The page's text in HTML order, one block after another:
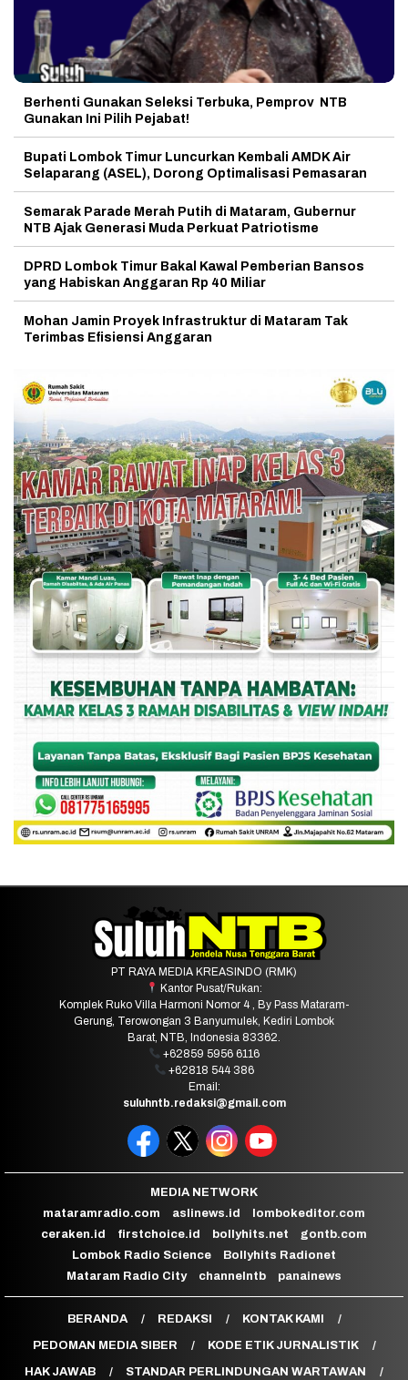
Berhenti Gunakan Seleksi Terbuka, Pemprov NTB
Gunakan Ini Pilih Pejabat!
Bupati Lombok Timur Luncurkan Kembali AMDK Air
Selaparang (ASEL), Dorong Optimalisasi Pemasaran
Semarak Parade Merah Putih di Mataram, Gubernur
NTB Ajak Generasi Muda Perkuat Patriotisme
DPRD Lombok Timur Bakal Kawal Pemberian Bansos
yang Habiskan Anggaran Rp 40 Miliar
Mohan Jamin Proyek Infrastruktur di Mataram Tak
Terimbas Efisiensi Anggaran
PT RAYA MEDIA KREASINDO (RMK)
Kantor Pusat/Rukan:
Komplek Ruko Villa Harmoni Nomor 4 , By Pass Mataram-
Gerung, Terowongan 3 Banyumulek, Kediri Lombok
Barat, NTB, Indonesia 83362.
+62859 5956 6116
+62818 544 386
Email:
suluhntb.redaksi@gmail.com
MEDIA NETWORK
mataramradio.com
aslinews.id
lombokeditor.com
ceraken.id
firstchoice.id bollyhits.net
gontb.com
Lombok Radio Science
Bollyhits Radionet
Mataram Radio City
channelntb panainews
BERANDA REDAKSI KONTAK KAMI
PEDOMAN MEDIA SIBER KODE ETIK JURNALISTIK
HAK JAWAB STANDAR PERLINDUNGAN WARTAWAN